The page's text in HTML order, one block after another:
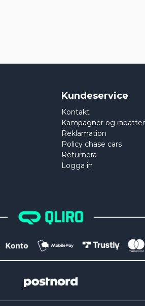
Kundeservice
Kontakt
Kampagner og rabatter
Reklamation
Policy chase cars
Returnera
Logga in